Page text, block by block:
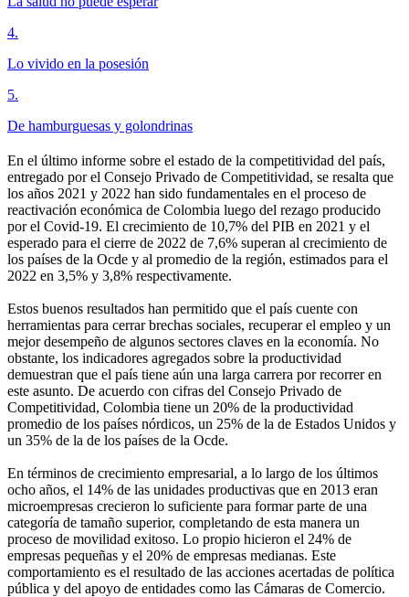
4.
Lo vivido en la posesión
5.
De hamburguesas y golondrinas
En el último informe sobre el estado de la competitividad del país,
entregado por el Consejo Privado de Competitividad, se resalta que
los años 2021 y 2022 han sido fundamentales en el proceso de
reactivación económica de Colombia luego del rezago producido
por el Covid-19. El crecimiento de 10,7% del PIB en 2021 y el
esperado para el cierre de 2022 de 7,6% superan al crecimiento de
los países de la Ocde y al promedio de la región, estimados para el
2022 en 3,5% y 3,8% respectivamente.
Estos buenos resultados han permitido que el país cuente con
herramientas para cerrar brechas sociales, recuperar el empleo y un
mejor desempeño de algunos sectores claves en la economía. No
obstante, los indicadores agregados sobre la productividad
demuestran que el país tiene aún una larga carrera por recorrer en
este asunto. De acuerdo con cifras del Consejo Privado de
Competitividad, Colombia tiene un 20% de la productividad
promedio de los países nórdicos, un 25% de la de Estados Unidos y
un 35% de la de los países de la Ocde.
En términos de crecimiento empresarial, a lo largo de los últimos
ocho años, el 14% de las unidades productivas que en 2013 eran
microempresas crecieron lo suficiente para formar parte de una
categoría de tamaño superior, completando de esta manera un
proceso de movilidad exitoso. Lo propio hicieron el 24% de
empresas pequeñas y el 20% de empresas medianas. Este
comportamiento es el resultado de las acciones acertadas de política
pública y del apoyo de entidades como las Cámaras de Comercio.